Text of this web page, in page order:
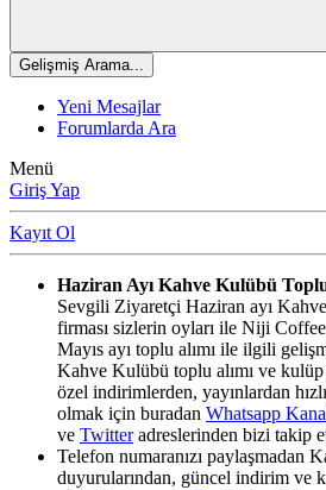
Gelişmiş Arama...
Yeni Mesajlar
Forumlarda Ara
Menü
Giriş Yap
Kayıt Ol
Haziran Ayı Kahve Kulübü
Sevgili Ziyaretçi Haziran ayı
firması sizlerin oyları ile Niji
Mayıs ayı toplu alımı ile ilgili
Kahve Kulübü toplu alımı ve
özel indirimlerden, yayınlardan
olmak için buradan Whatsapp
ve Twitteradreslerinden bizi takip
Telefon numaranızı paylaşmadan
duyurularından, güncel indirim ve